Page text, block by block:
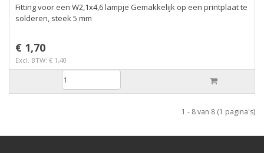
Fitting voor een W2,1x4,6 lampje Gemakkelijk op een printplaat te
solderen, steek 5 mm
€ 1,70
Excl. BTW: € 1,40
1 - 8 van 8 (1 pagina's)